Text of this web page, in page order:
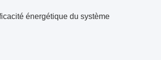
énergétique du système